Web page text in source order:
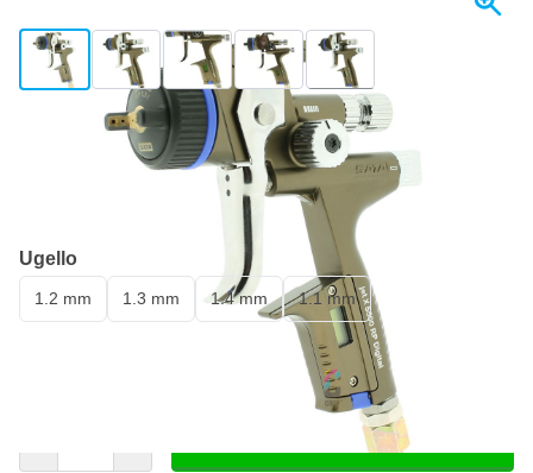
View larger imageView larger imageView larger imageView larger imageView larger image
+3
Spedito oggi
SATAjet X 5500 RP Digital Aerografo Con Tazza Superiore
Ugello
1.2 mm 1.3 mm 1.4 mm 1.1 mm
Aggiungi al Carrello